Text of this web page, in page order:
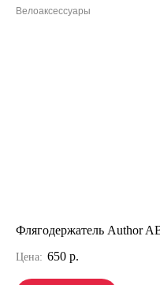
Велоаксессуары
Флягодержатель Author
Цена: 650 р.